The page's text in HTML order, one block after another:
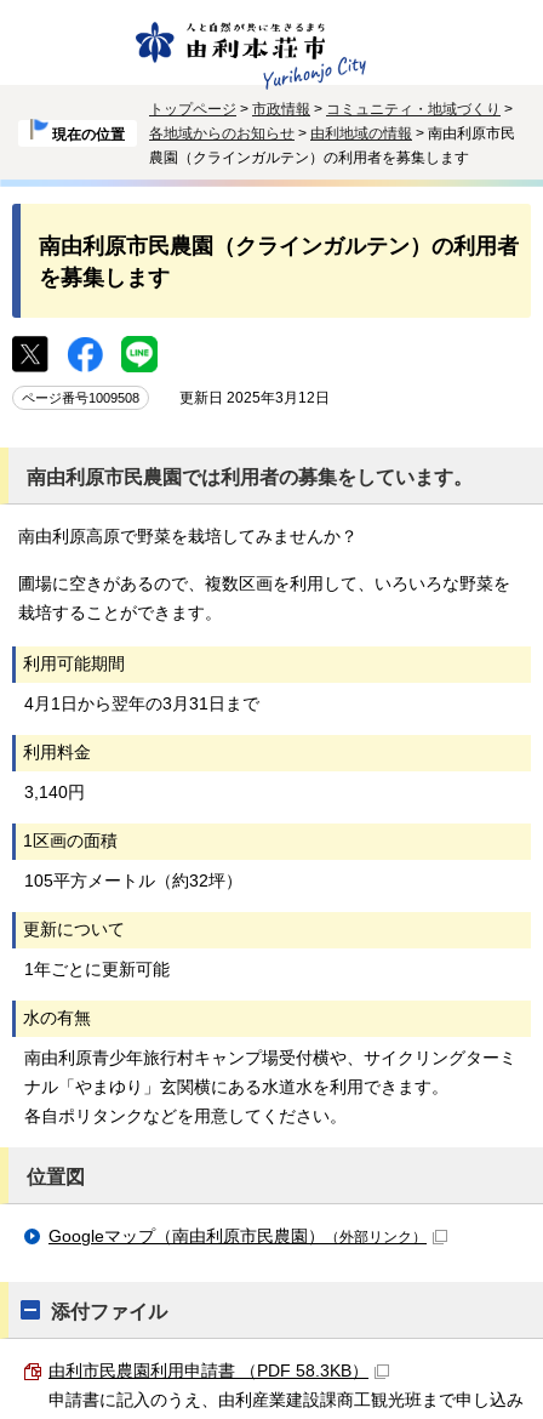
現在の位置
トップページ > 市政情報 > コミュニティ・地域づくり >
各地域からのお知らせ > 由利地域の情報 > 南由利原市民
農園（クラインガルテン）の利用者を募集します
南由利原市民農園（クラインガルテン）の利用者
を募集します
ページ番号1009508 更新日 2025年3月12日
南由利原市民農園では利用者の募集をしています。
南由利原高原で野菜を栽培してみませんか？
圃場に空きがあるので、複数区画を利用して、いろいろな野菜を
栽培することができます。
利用可能期間
4月1日から翌年の3月31日まで
利用料金
3,140円
1区画の面積
105平方メートル（約32坪）
更新について
1年ごとに更新可能
水の有無
南由利原青少年旅行村キャンプ場受付横や、サイクリングターミ
ナル「やまゆり」玄関横にある水道水を利用できます。
各自ポリタンクなどを用意してください。
位置図
Googleマップ（南由利原市民農園） （外部リンク）
添付ファイル
由利市民農園利用申請書 （PDF 58.3KB）
申請書に記入のうえ、由利産業建設課商工観光班まで申し込み